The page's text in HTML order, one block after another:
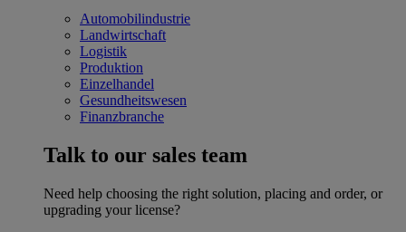
Automobilindustrie
Landwirtschaft
Logistik
Produktion
Einzelhandel
Gesundheitswesen
Finanzbranche
Talk to our sales team
Need help choosing the right solution, placing and order, or
upgrading your license?